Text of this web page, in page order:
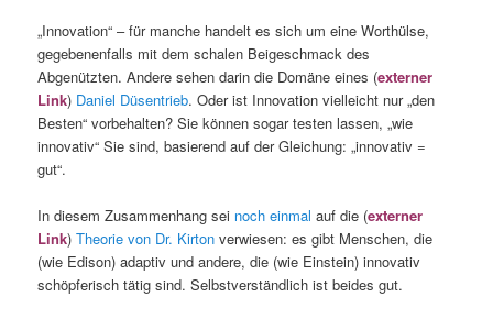
„Innovation“ – für manche handelt es sich um eine Worthülse,
gegebenenfalls mit dem schalen Beigeschmack des
Abgenützten. Andere sehen darin die Domäne eines (externer
Link) Daniel Düsentrieb. Oder ist Innovation vielleicht nur „den
Besten“ vorbehalten? Sie können sogar testen lassen, „wie
innovativ“ Sie sind, basierend auf der Gleichung: „innovativ =
gut“.
In diesem Zusammenhang sei noch einmal auf die (externer
Link)Theorie von Dr. Kirton verwiesen: es gibt Menschen, die
(wie Edison) adaptiv und andere, die (wie Einstein) innovativ
schöpferisch tätig sind. Selbstverständlich ist beides gut.